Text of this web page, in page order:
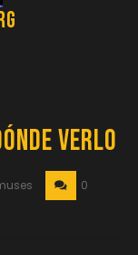
Verlo
0